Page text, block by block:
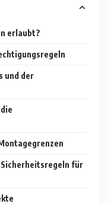
erlaubt?
und der
für